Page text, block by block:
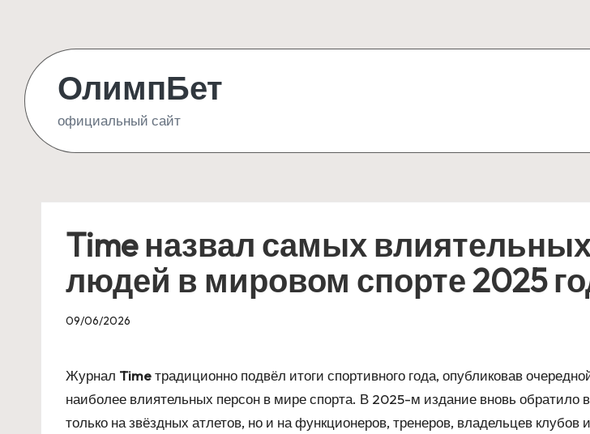
content
ОлимпБет
официальный сайт
Time назвал самых
людей в мировом спорте 2025
09/06/2026
Журнал Timeтрадиционно подвёл итоги спортивного года, опубликовав
наиболее влиятельных персон в мире спорта. В 2025-м издание вновь обратило
только на звёздных атлетов, но и на функционеров, тренеров, владельцев клубов